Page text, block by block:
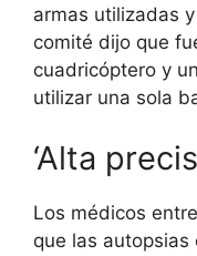
armas utilizadas
comité dijo que
cuadricóptero y
utilizar una sola
‘Alta
Los médicos
que las autopsias